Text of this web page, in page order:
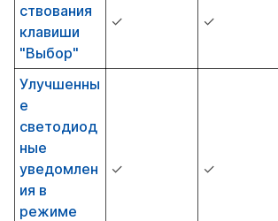
ствования
клавиши
"Выбор"
✓ ✓
Улучшенны
е
светодиод
ные
уведомлен
ия в
режиме
✓ ✓